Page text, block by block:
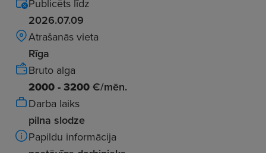
Publicēts līdz
2026.07.09
Atrašanās vieta
Rīga
Bruto alga
2000 - 3200 €/mēn.
Darba laiks
pilna slodze
Papildu informācija